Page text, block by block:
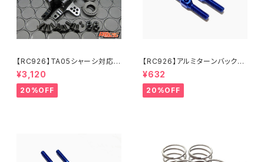
【RC926】TA05シャーシ対応
アルミバルクセット 軽量タイ
プ ブラック KN-TO09BK
¥3,120
20%OFF
【RC926】アルミターンバック
ル 25mm 2本入り KNブル
ー KN-TB25KB
¥632
20%OFF